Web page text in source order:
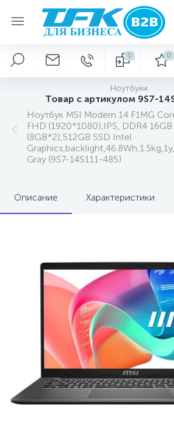
0 0
Ноутбуки
Товар с артикулом 9S7-
Ноутбук MSI Modern 14 F1MG
FHD (1920*1080),IPS, DDR4 16GB
(8GB*2),512GB SSD Intel
Gray (9S7-14S111-485)
Описание Характеристики